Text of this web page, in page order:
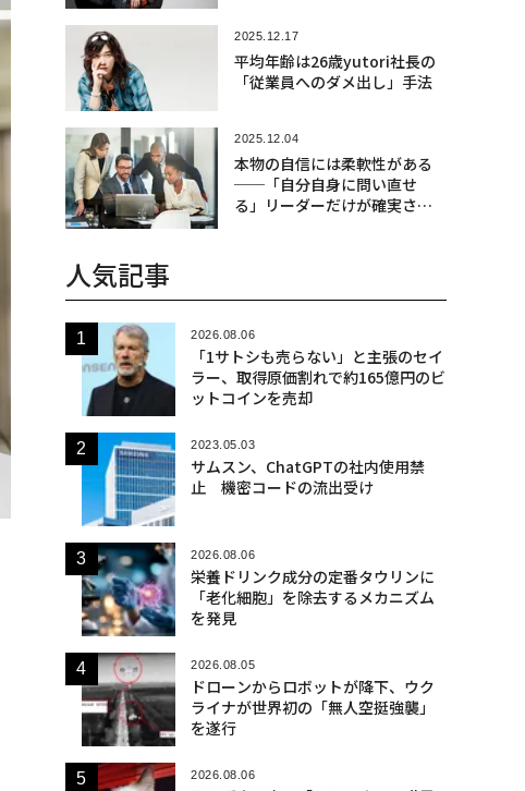
2025.12.17
平均年齢は26歳yutori社長の
「従業員へのダメ出し」手法
2025.12.04
本物の自信には柔軟性がある
──「自分自身に問い直せ
る」リーダーだけが確実さを
人気記事
2026.08.06
「1サトシも売らない」と主張のセイ
ラー、取得原価割れで約165億円のビ
ットコインを売却
2023.05.03
サムスン、ChatGPTの社内使用禁
止 機密コードの流出受け
2026.08.06
栄養ドリンク成分の定番タウリンに
「老化細胞」を除去するメカニズム
を発見
2026.08.05
ドローンからロボットが降下、ウク
ライナが世界初の「無人空挺強襲」
を遂行
2026.08.06